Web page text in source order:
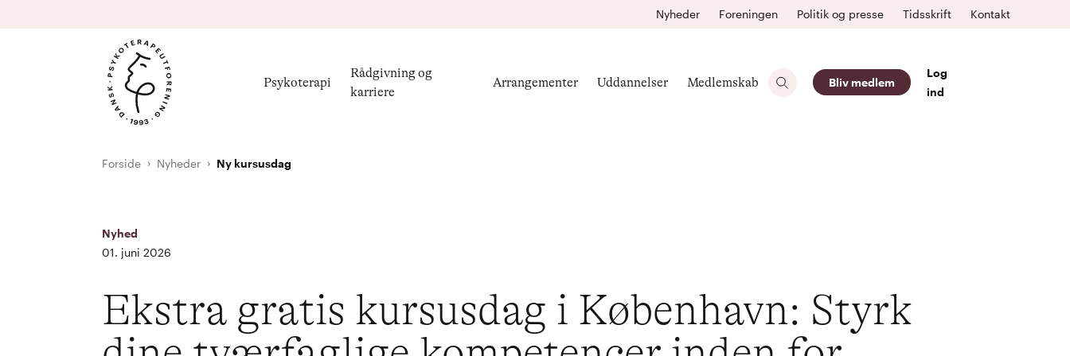
Nyheder Foreningen Politik og presse Tidsskrift Kontakt
Psykoterapi
Rådgivning og
karriere
Arrangementer Uddannelser Medlemskab Bliv medlem
Log
ind
Forside Nyheder Ny kursusdag
Nyhed
01. juni 2026
Ekstra gratis kursusdag i København: Styrk